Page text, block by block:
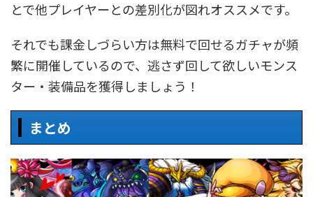
とで他プレイヤーとの差別化が図れオススメです。
それでも課金しづらい方は無料で回せるガチャが頻
繁に開催しているので、逃さず回して欲しいモンス
ター・装備品を獲得しましょう！
まとめ